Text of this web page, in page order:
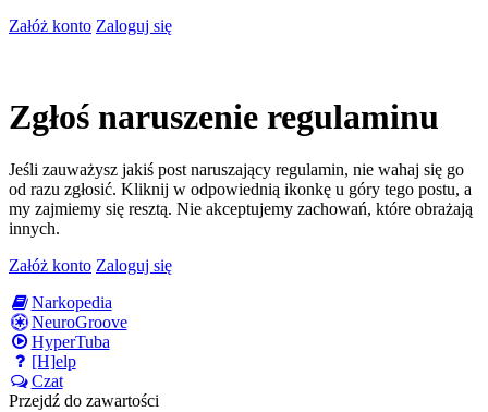
Załóż konto Zaloguj się
Zgłoś naruszenie regulaminu
Jeśli zauważysz jakiś post naruszający regulamin, nie wahaj się go
od razu zgłosić. Kliknij w odpowiednią ikonkę u góry tego postu, a
my zajmiemy się resztą. Nie akceptujemy zachowań, które obrażają
innych.
Załóż konto Zaloguj się
Narkopedia
NeuroGroove
HyperTuba
[H]elp
Czat
Przejdź do zawartości